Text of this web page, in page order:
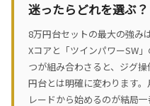
迷ったらどれを選ぶ？
8万円台セットの最大の強み
Xコアと「ツインパワーSW
つが組み合わさると、ジグ
円台とは明確に変わります
レードから始めるのが結局